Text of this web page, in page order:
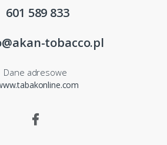
601 589 833
tobacco.pl
Dane adresowe